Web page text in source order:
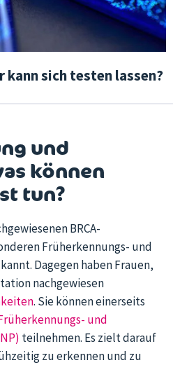
kann sich testen lassen?
und
können
tun?
BRCA-
Früherkennungs- und
Dagegen haben Frauen,
nachgewiesen
. Sie können einerseits
und
teilnehmen. Es zielt darauf
zu erkennen und zu